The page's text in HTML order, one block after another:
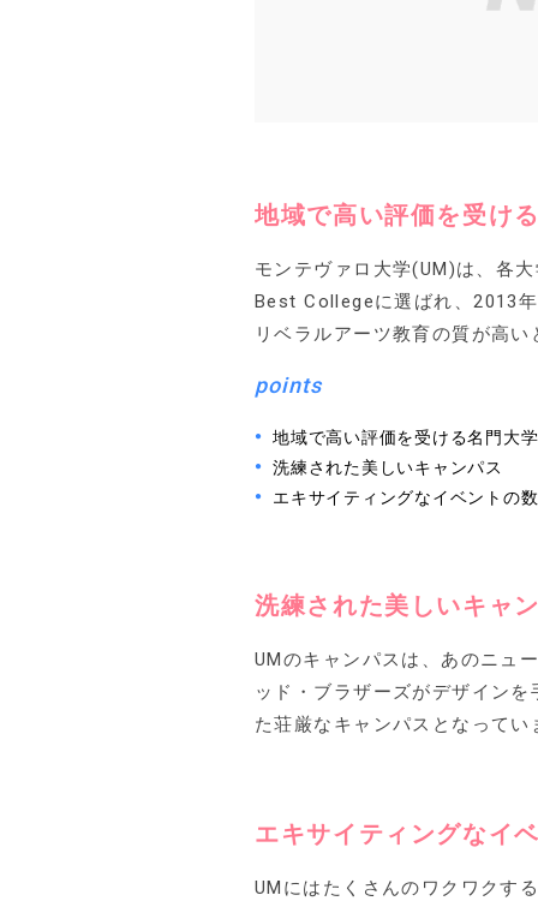
地域で高い評価を受け
モンテヴァロ大学(UM)は、各
Best Collegeに選ばれ、2013
リベラルアーツ教育の質が高い
points
地域で高い評価を受ける名門大学
洗練された美しいキャンパス
エキサイティングなイベントの
洗練された美しいキャ
UMのキャンパスは、あのニュ
ッド・ブラザーズがデザイン
た荘厳なキャンパスとなってい
エキサイティングなイ
UMにはたくさんのワクワクす